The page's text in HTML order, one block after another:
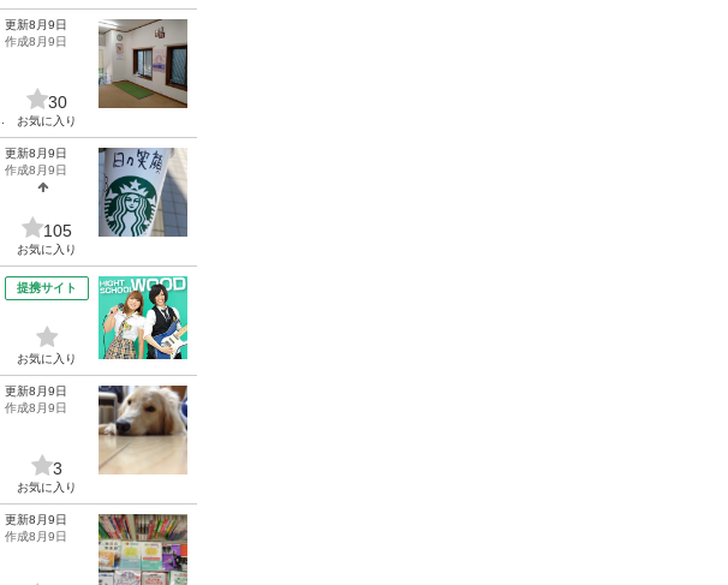
更新8月9日
作成8月9日
30
お気に入り
更新8月9日
作成8月9日
105
お気に入り
提携サイト
お気に入り
更新8月9日
作成8月9日
3
お気に入り
更新8月9日
作成8月9日